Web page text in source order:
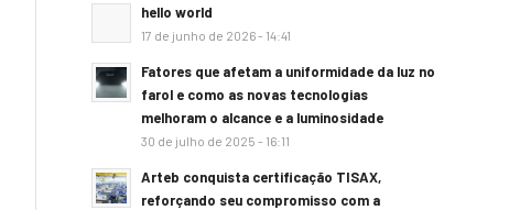
hello world
17 de junho de 2026 - 14:41
Fatores que afetam a uniformidade da luz no
farol e como as novas tecnologias
melhoram o alcance e a luminosidade
30 de julho de 2025 - 16:11
Arteb conquista certificação TISAX,
reforçando seu compromisso com a